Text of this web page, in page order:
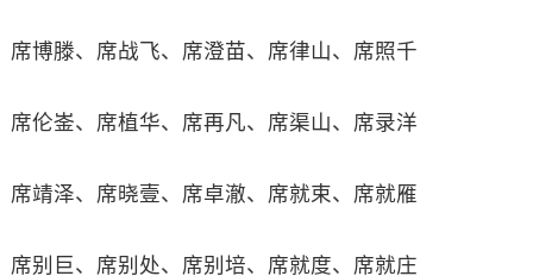
席博滕、席战飞、席澄苗、席律山、席照千
席伦崟、席植华、席再凡、席渠山、席录洋
席靖泽、席晓壹、席卓澈、席就束、席就雁
席别巨、席别处、席别培、席就度、席就庄